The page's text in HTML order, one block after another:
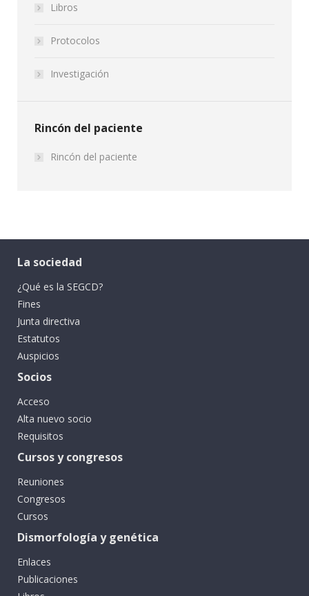
Libros
Protocolos
Investigación
Rincón del paciente
Rincón del paciente
La sociedad
¿Qué es la SEGCD?
Fines
Junta directiva
Estatutos
Auspicios
Socios
Acceso
Alta nuevo socio
Requisitos
Cursos y congresos
Reuniones
Congresos
Cursos
Dismorfología y genética
Enlaces
Publicaciones